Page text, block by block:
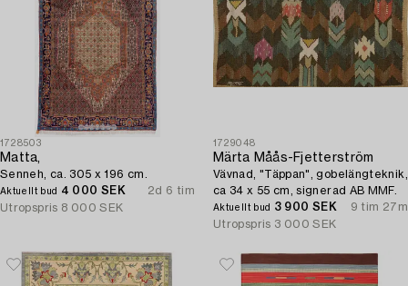
1728503
Matta,
Senneh, ca. 305 x 196 cm.
Aktuellt bud 4 000 SEK
2d 6 tim
Utropspris 8 000 SEK
1729048
Märta Måås-Fjetterström
Vävnad, "Täppan", gobelängteknik,
ca 34 x 55 cm, signerad AB MMF.
Aktuellt bud 3 900 SEK
9 tim 27m
Utropspris 3 000 SEK